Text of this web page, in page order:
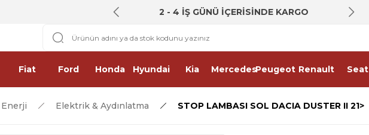
2 - 4 İŞ GÜNÜ İÇERİSİNDE KARGO
Fiat Ford Honda Hyundai Kia MercedesPeugeot Renault Seat
Enerji Elektrik & Aydınlatma STOP LAMBASI SOL DACIA DUSTER II 21>